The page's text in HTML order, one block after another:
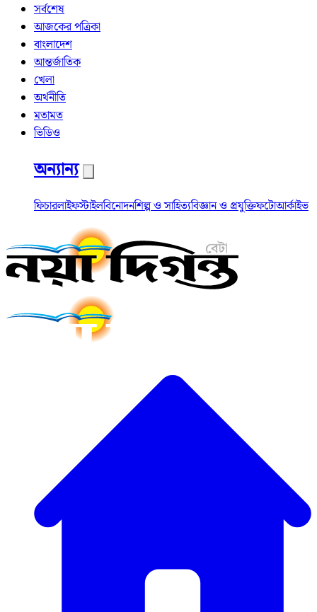
সর্বশেষ
আজকের পত্রিকা
বাংলাদেশ
আন্তর্জাতিক
খেলা
অর্থনীতি
মতামত
ভিডিও
অন্যান্য
ফিচারলাইফস্টাইলবিনোদনশিল্প ও সাহিত্যবিজ্ঞান ও প্রযুক্তিফটোআর্কাইভ